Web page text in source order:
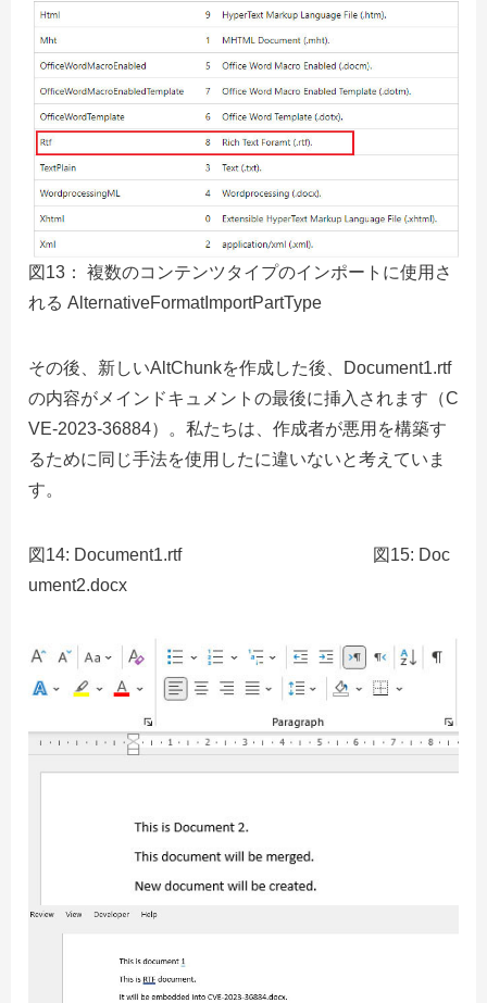
図13： 複数のコンテンツタイプのインポートに使用さ
れる AlternativeFormatImportPartType
その後、新しいAltChunkを作成した後、Document1.rtf
の内容がメインドキュメントの最後に挿入されます（C
VE-2023-36884）。私たちは、作成者が悪用を構築す
るために同じ手法を使用したに違いないと考えていま
す。
図14: Document1.rtf 図15: Doc
ument2.docx